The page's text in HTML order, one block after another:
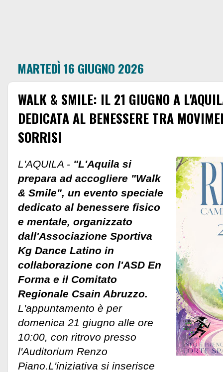
MARTEDÌ 16 GIUGNO 2026
WALK & SMILE: IL 21 GIUGNO A
DEDICATA AL BENESSERE TRA
SORRISI
L'AQUILA - "L'Aquila si
prepara ad accogliere "Walk
& Smile", un evento speciale
dedicato al benessere fisico
e mentale, organizzato
dall'Associazione Sportiva
Kg Dance Latino in
collaborazione con l'ASD En
Forma e il Comitato
Regionale Csain Abruzzo.
L'appuntamento è per
domenica 21 giugno alle ore
10:00, con ritrovo presso
l'Auditorium Renzo
Piano.L'iniziativa si inserisce